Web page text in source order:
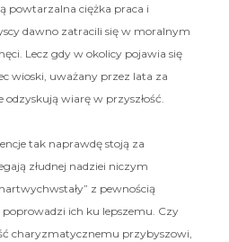
powtarzalna ciężka praca i
dawno zatracili się w moralnym
Lecz gdy w okolicy pojawia się
wioski, uważany przez lata za
odzyskują wiarę w przyszłość.
tak naprawdę stoją za
złudnej nadziei niczym
z pewnością
poprowadzi ich ku lepszemu. Czy
charyzmatycznemu przybyszowi,